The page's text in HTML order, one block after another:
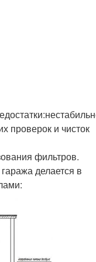
проверок и чисток
фильтров.
делается в